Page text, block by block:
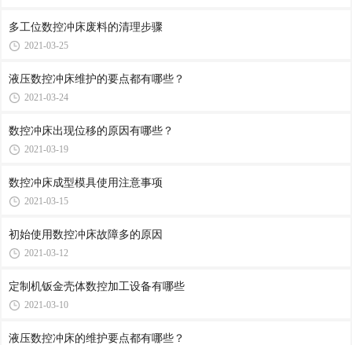
多工位数控冲床废料的清理步骤
2021-03-25
液压数控冲床维护的要点都有哪些？
2021-03-24
数控冲床出现位移的原因有哪些？
2021-03-19
数控冲床​成型模具使用注意事项
2021-03-15
初始使用数控冲床故障多的原因
2021-03-12
定制机钣金壳体数控加工设备有哪些
2021-03-10
液压数控冲床的维护要点都有哪些？